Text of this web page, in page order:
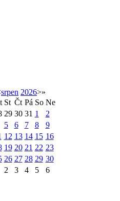
srpen 2026>»
St Čt Pá So Ne
29 30 31 1
2
5 6 7 8
9
12 13 14 15 16
19 20 21 22 23
26 27 28 29 30
2 3 4 5 6